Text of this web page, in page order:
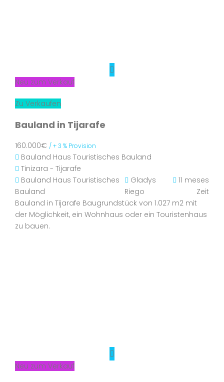
Neu zum Verkauf
Zu Verkaufen
Bauland in Tijarafe
160.000€ / + 3 % Provision
Bauland Haus Touristisches Bauland
Tinizara - Tijarafe
Bauland Haus Touristisches
Bauland
Gladys
Riego
11 meses
Zeit
Bauland in Tijarafe Baugrundstück von 1.027 m2 mit
der Möglichkeit, ein Wohnhaus oder ein Touristenhaus
zu bauen.
Neu zum Verkauf